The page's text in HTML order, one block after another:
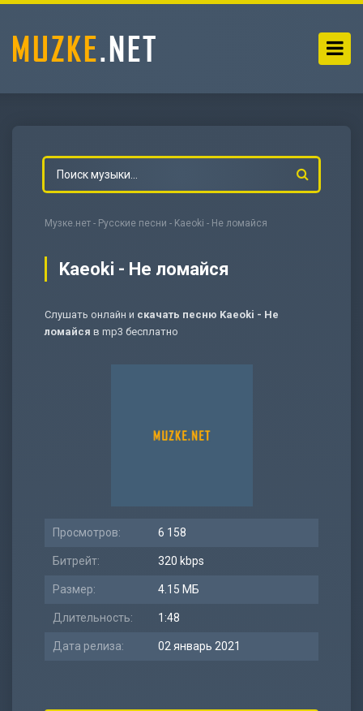
Музке.нет - Русские песни - Kaeoki - Не ломайся
Kaeoki - Не ломайся
Слушать онлайн и скачать песню Kaeoki - Не
ломайся в mp3 бесплатно
Просмотров: 6 158
Битрейт: 320 kbps
Размер: 4.15 МБ
Длительность: 1:48
Дата релиза: 02 январь 2021